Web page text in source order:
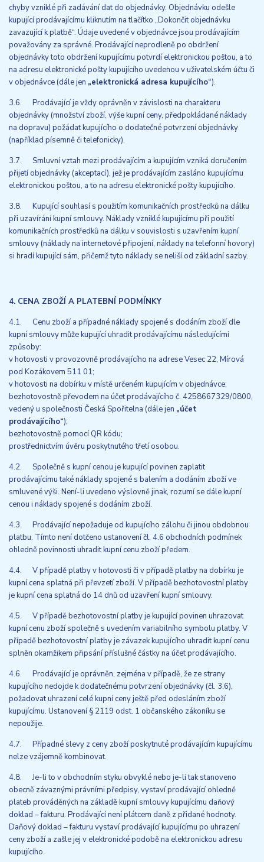
chyby vzniklé při zadávání dat do objednávky. Objednávku odešle
kupující prodávajícímu kliknutím na tlačítko „Dokončit objednávku
zavazující k platbě“. Údaje uvedené v objednávce jsou prodávajícím
považovány za správné. Prodávající neprodleně po obdržení
objednávky toto obdržení kupujícímu potvrdí elektronickou poštou, a to
na adresu elektronické pošty kupujícího uvedenou v uživatelském účtu či
v objednávce (dále jen „elektronická adresa kupujícího“).
3.6. Prodávající je vždy oprávněn v závislosti na charakteru
objednávky (množství zboží, výše kupní ceny, předpokládané náklady
na dopravu) požádat kupujícího o dodatečné potvrzení objednávky
(například písemně či telefonicky).
3.7. Smluvní vztah mezi prodávajícím a kupujícím vzniká doručením
přijetí objednávky (akceptací), jež je prodávajícím zasláno kupujícímu
elektronickou poštou, a to na adresu elektronické pošty kupujícího.
3.8. Kupující souhlasí s použitím komunikačních prostředků na dálku
při uzavírání kupní smlouvy. Náklady vzniklé kupujícímu při použití
komunikačních prostředků na dálku v souvislosti s uzavřením kupní
smlouvy (náklady na internetové připojení, náklady na telefonní hovory)
si hradí kupující sám, přičemž tyto náklady se neliší od základní sazby.
4. CENA ZBOŽÍ A PLATEBNÍ PODMÍNKY
4.1. Cenu zboží a případné náklady spojené s dodáním zboží dle
kupní smlouvy může kupující uhradit prodávajícímu následujícími
způsoby:
v hotovosti v provozovně prodávajícího na adrese Vesec 22, Mírová
pod Kozákovem 511 01;
v hotovosti na dobírku v místě určeném kupujícím v objednávce;
bezhotovostně převodem na účet prodávajícího č. 4258667329/0800,
vedený u společnosti Česká Spořitelna (dále jen „účet
prodávajícího“);
bezhotovostně pomocí QR kódu;
prostřednictvím úvěru poskytnutého třetí osobou.
4.2. Společně s kupní cenou je kupující povinen zaplatit
prodávajícímu také náklady spojené s balením a dodáním zboží ve
smluvené výši. Není-li uvedeno výslovně jinak, rozumí se dále kupní
cenou i náklady spojené s dodáním zboží.
4.3. Prodávající nepožaduje od kupujícího zálohu či jinou obdobnou
platbu. Tímto není dotčeno ustanovení čl. 4.6 obchodních podmínek
ohledně povinnosti uhradit kupní cenu zboží předem.
4.4. V případě platby v hotovosti či v případě platby na dobírku je
kupní cena splatná při převzetí zboží. V případě bezhotovostní platby
je kupní cena splatná do 14 dnů od uzavření kupní smlouvy.
4.5. V případě bezhotovostní platby je kupující povinen uhrazovat
kupní cenu zboží společně s uvedením variabilního symbolu platby. V
případě bezhotovostní platby je závazek kupujícího uhradit kupní cenu
splněn okamžikem připsání příslušné částky na účet prodávajícího.
4.6. Prodávající je oprávněn, zejména v případě, že ze strany
kupujícího nedojde k dodatečnému potvrzení objednávky (čl. 3.6),
požadovat uhrazení celé kupní ceny ještě před odesláním zboží
kupujícímu. Ustanovení § 2119 odst. 1 občanského zákoníku se
nepoužije.
4.7. Případné slevy z ceny zboží poskytnuté prodávajícím kupujícímu
nelze vzájemně kombinovat.
4.8. Je-li to v obchodním styku obvyklé nebo je-li tak stanoveno
obecně závaznými právními předpisy, vystaví prodávající ohledně
plateb prováděných na základě kupní smlouvy kupujícímu daňový
doklad – fakturu. Prodávající není plátcem daně z přidané hodnoty.
Daňový doklad – fakturu vystaví prodávající kupujícímu po uhrazení
ceny zboží a zašle jej v elektronické podobě na elektronickou adresu
kupujícího.